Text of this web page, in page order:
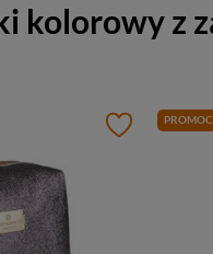
kolorowy z